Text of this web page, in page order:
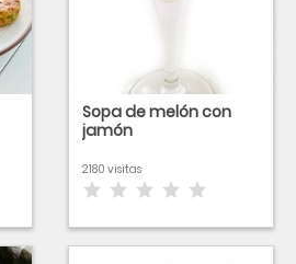
Sopa de melón con
jamón
2180 visitas